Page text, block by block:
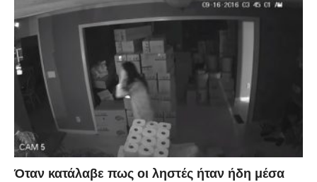
Όταν κατάλαβε πως οι ληστές ήταν ήδη μέσα